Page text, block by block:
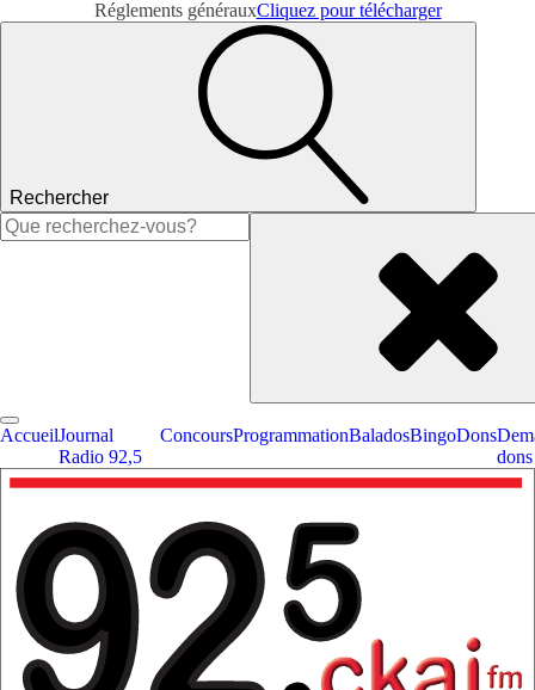
Réglements générauxCliquez pour télécharger
Rechercher
Rechercher :
AccueilJournal
Radio 92,5
ConcoursProgrammationBaladosBingoDons
dons